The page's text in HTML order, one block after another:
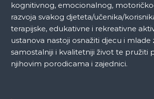
kognitivnog, emocionalnog,
razvoja svakog djeteta/učenika/
terapijske, edukativne i rekreativne
ustanova nastoji osnažiti djecu i mlade
samostalniji i kvalitetniji život te pružiti
njihovim porodicama i zajednici.